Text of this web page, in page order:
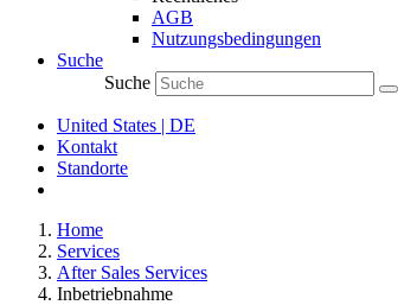
AGB
Nutzungsbedingungen
Suche
Suche
United States | DE
Kontakt
Standorte
Home
Services
After Sales Services
Inbetriebnahme